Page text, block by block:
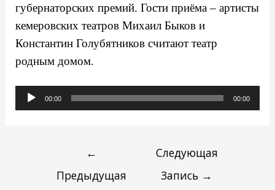
губернаторских премий. Гости приёма – артисты
кемеровских театров Михаил Быков и
Константин Голубятников считают театр
родным домом.
Аудиоплеер
00:00 00:00
←
Предыдущая
Следующая
Запись →